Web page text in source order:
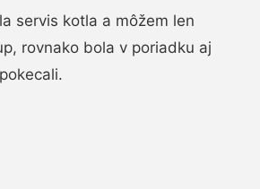
servis kotla a môžem len
rovnako bola v poriadku aj